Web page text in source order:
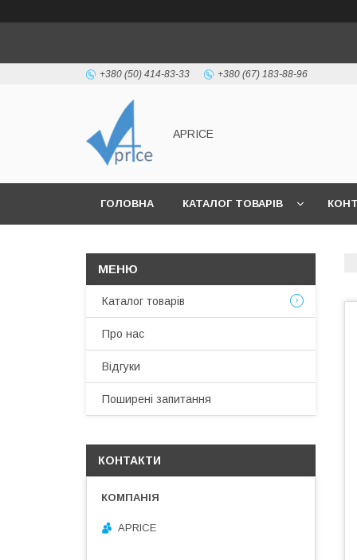
+380 (50) 414-83-33 +380 (67) 183-88-96
APRICE
ГОЛОВНА КАТАЛОГ ТОВАРІВ
Каталог товарів
Про нас
Відгуки
Поширені запитання
КОНТАКТИ
APRICE